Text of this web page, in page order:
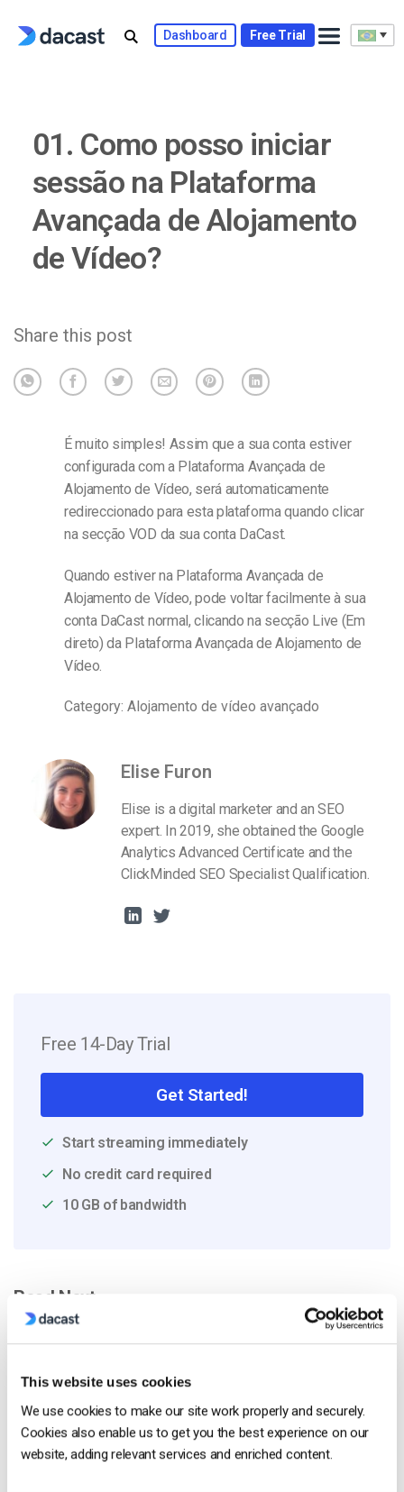
This website uses cookies
We use cookies to make our site work properly and securely.
Cookies also enable us to get you the best experience on our
website, adding relevant services and enriched content.
Dashboard Free Trial
01. Como posso iniciar
sessão na Plataforma
Avançada de Alojamento
de Vídeo?
Share this post
É muito simples! Assim que a sua conta estiver
configurada com a Plataforma Avançada de
Alojamento de Vídeo, será automaticamente
redireccionado para esta plataforma quando clicar
na secção VOD da sua conta DaCast.
Quando estiver na Plataforma Avançada de
Alojamento de Vídeo, pode voltar facilmente à sua
conta DaCast normal, clicando na secção Live (Em
direto) da Plataforma Avançada de Alojamento de
Vídeo.
Category: Alojamento de vídeo avançado
Elise Furon
Elise is a digital marketer and an SEO
expert. In 2019, she obtained the Google
Analytics Advanced Certificate and the
ClickMinded SEO Specialist Qualification.
Free 14-Day Trial
Get Started!
Start streaming immediately
No credit card required
10 GB of bandwidth
Read Next
Como transmitir conferências e reuniões
by Emily Krings
March 21, 2025